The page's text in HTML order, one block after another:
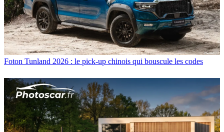
Foton Tunland 2026 : le pick-up chinois qui bouscule les codes